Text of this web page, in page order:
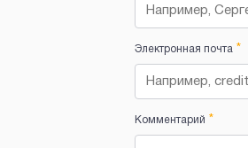
Электронная почта*
Комментарий *